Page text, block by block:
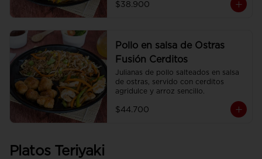
$38.900
Pollo en salsa de Ostras
Fusión Cerditos
Julianas de pollo salteados en salsa
de ostras, servido con cerditos
agridulce y arroz sencillo.
$44.700
Platos Teriyaki